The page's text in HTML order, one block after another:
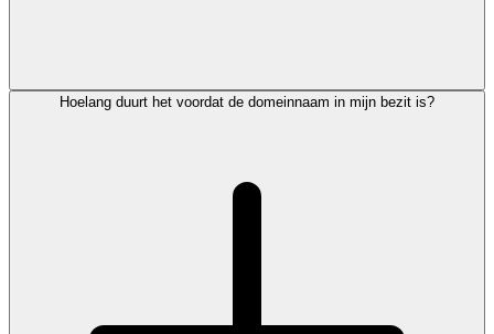
Hoelang duurt het voordat de domeinnaam in mijn bezit is?